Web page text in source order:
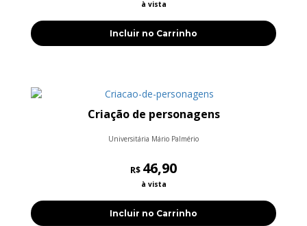
à vista
Incluir no Carrinho
Criação de personagens
Universitária Mário Palmério
R$ 46,90
à vista
Incluir no Carrinho